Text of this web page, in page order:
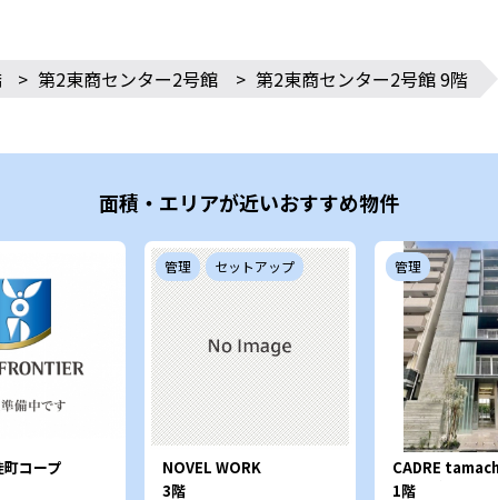
> 第2東商センター2号館 > 第2東商センター2号館 9階
面積・エリアが近いおすすめ物件
コープ
管理 セットアップ
NOVEL WORK
Shibadaimon
3階
管理
CADRE
レ 田町）
1階